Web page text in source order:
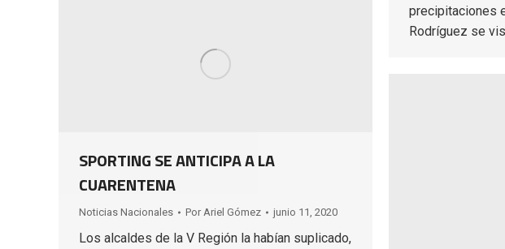
precipitaciones
Rodríguez se
SPORTING SE ANTICIPA A LA
CUARENTENA
Noticias Nacionales Por Ariel Gómez junio 11, 2020
Los alcaldes de la V Región la habían suplicado,